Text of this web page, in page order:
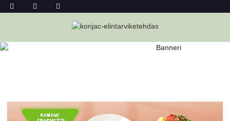
KONJAC-SPAGETIN TUKKUMYYNTI